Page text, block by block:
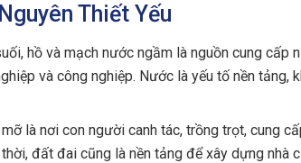
Thiết Yếu
hồ và mạch nước ngầm là nguồn cung cấp
và công nghiệp. Nước là yếu tố nền tảng,
là nơi con người canh tác, trồng trọt, cung
đất đai cũng là nền tảng để xây dựng nhà